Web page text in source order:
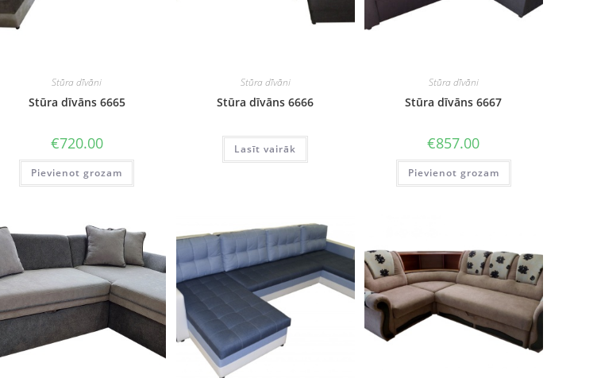
Stūra dīvāni
Stūra dīvāns 6665
€720.00
Pievienot grozam
Stūra dīvāni
Stūra dīvāns 6666
Lasīt vairāk
Stūra dīvāni
Stūra dīvāns 6667
€857.00
Pievienot grozam